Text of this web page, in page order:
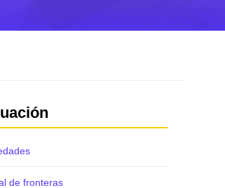
de fronteras